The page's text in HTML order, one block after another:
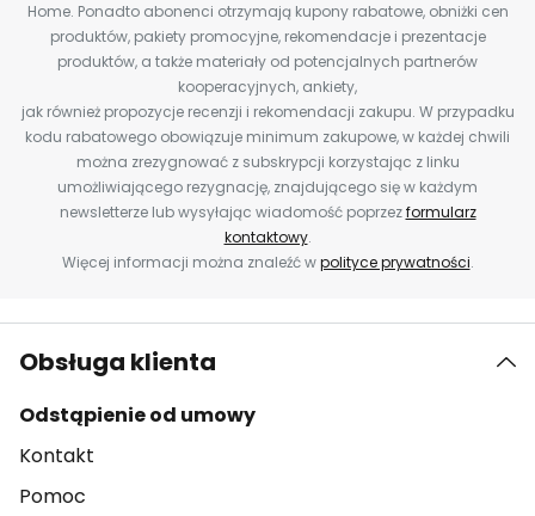
Home. Ponadto abonenci otrzymają kupony rabatowe, obniżki cen
produktów, pakiety promocyjne, rekomendacje i prezentacje
produktów, a także materiały od potencjalnych partnerów
kooperacyjnych, ankiety,
jak również propozycje recenzji i rekomendacji zakupu. W przypadku
kodu rabatowego obowiązuje minimum zakupowe, w każdej chwili
można zrezygnować z subskrypcji korzystając z linku
umożliwiającego rezygnację, znajdującego się w każdym
newsletterze lub wysyłając wiadomość poprzezformularz
kontaktowy.
Więcej informacji można znaleźć wpolityce prywatności.
Obsługa klienta
Odstąpienie od umowy
Kontakt
Pomoc